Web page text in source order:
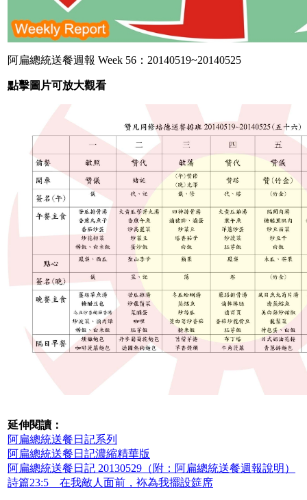
阿扁總統送餐週報 Week 56：20140519~20140525
點擊圖片可放大觀看
延伸閱讀：
阿扁總統送餐日記系列
阿扁總統送餐日記濃縮精華版
阿扁總統送餐日記 20130529（附：阿扁總統送餐週報說明）
詩篇23:5 在我敵人面前，袮為我擺設筵席